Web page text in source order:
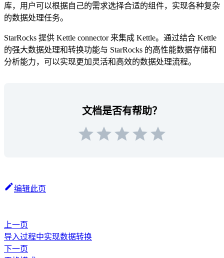
库，用户可以根据自己的需求选择合适的组件，实现各种复杂
的数据处理任务。
StarRocks 提供 Kettle connector 来集成 Kettle。通过结合 Kettle
的强大数据处理和转换功能与 StarRocks 的高性能数据存储和
分析能力，可以实现更加灵活和高效的数据处理流程。
文档是否有帮助？
编辑此页
上一页
导入过程中实现数据转换
下一页